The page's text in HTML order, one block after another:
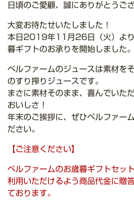
日頃のご愛顧、誠にありがとうござ
大変お待たせいたしました！
本日2019年11月26日（火）より
暮ギフトのお承りを開始しました。
ベルファームのジュースは素材を
のすり搾りジュースです。
まさに素材そのまま、喜んでいた
おいしさ！
年末のご挨拶に、ぜひベルファー
ださい。
【ご注意ください】
ベルファームのお歳暮ギフトセッ
利用いただけるよう商品代金に贈
ております。